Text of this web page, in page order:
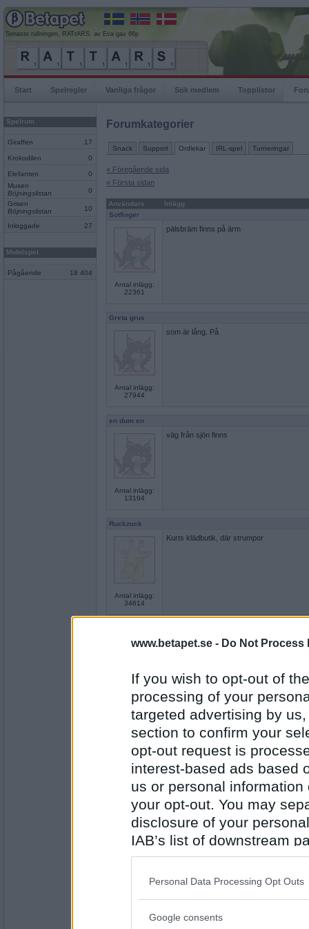
www.betapet.se - Do Not Process
If you wish to opt-out of
processing of your
targeted advertising by
section to confirm your
opt-out request is
interest-based ads based
us or personal
your opt-out. You may
disclosure of your
IAB’s list of downstream
also be disclosed by us
Downstream Participants
Please note that this
Personal Data Processing Opt Outs
Google consents
Senaste rullningen, RATtARS, av Eva gav 66p
Start Spelregler Vanliga frågor Sök medlem Topplistor
Spelrum
Giraffen 17
Krokodilen 0
Elefanten
0
Musen
Böjningslistan
0
Grisen
Böjningslistan
10
Inloggade 27
Mobilspel
Pågående 18 404
Forumkategorier
Snack Support Ordlekar IRL-spel Turneringar
« Föregående sida
« Första sidan
Användare
Inlägg
Sotfinger
Antal inlägg:
22361
pälsbräm finns på ärm
Greta grus
Antal inlägg:
27944
som är lång. På
en dum en
Antal inlägg:
13194
väg från sjön finns
Ruckzuck
Antal inlägg:
34614
Kurts klädbutik, där strumpor
Antal inlägg: 17
Säljs för fyrtio spänn
Ruckzuck
Antal inlägg:
34614
styck. Troll-Hjördis fick sju
en dum en